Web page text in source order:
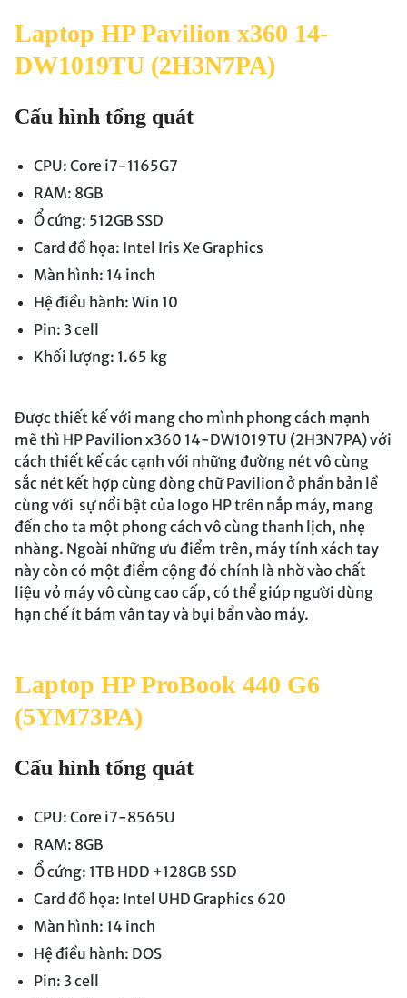
Laptop HP Pavilion x360 14-
DW1019TU (2H3N7PA)
Cấu hình tổng quát
CPU: Core i7-1165G7
RAM: 8GB
Ổ cứng: 512GB SSD
Card đồ họa: Intel Iris Xe Graphics
Màn hình: 14 inch
Hệ điều hành: Win 10
Pin: 3 cell
Khối lượng: 1.65 kg
Được thiết kế với mang cho mình phong cách mạnh
mẽ thì HP Pavilion x360 14-DW1019TU (2H3N7PA) với
cách thiết kế các cạnh với những đường nét vô cùng
sắc nét kết hợp cùng dòng chữ Pavilion ở phần bản lề
cùng với sự nổi bật của logo HP trên nắp máy, mang
đến cho ta một phong cách vô cùng thanh lịch, nhẹ
nhàng. Ngoài những ưu điểm trên, máy tính xách tay
này còn có một điểm cộng đó chính là nhờ vào chất
liệu vỏ máy vô cùng cao cấp, có thể giúp người dùng
hạn chế ít bám vân tay và bụi bẩn vào máy.
Laptop HP ProBook 440 G6
(5YM73PA)
Cấu hình tổng quát
CPU: Core i7-8565U
RAM: 8GB
Ổ cứng: 1TB HDD +128GB SSD
Card đồ họa: Intel UHD Graphics 620
Màn hình: 14 inch
Hệ điều hành: DOS
Pin: 3 cell